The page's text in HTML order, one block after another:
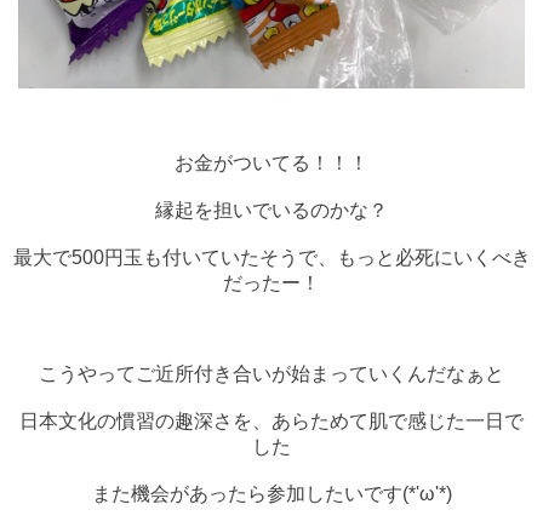
お金がついてる！！！
縁起を担いでいるのかな？
最大で500円玉も付いていたそうで、もっと必死にいくべき
だったー！
こうやってご近所付き合いが始まっていくんだなぁと
日本文化の慣習の趣深さを、あらためて肌で感じた一日で
した
また機会があったら参加したいです(*'ω'*)